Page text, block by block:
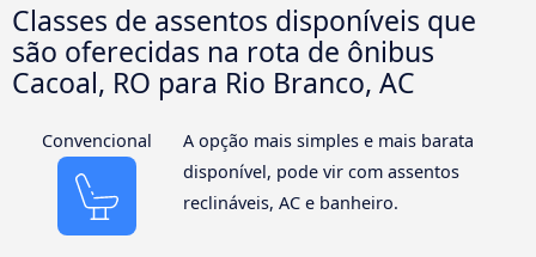
Classes de assentos disponíveis que
são oferecidas na rota de ônibus
Cacoal, RO para Rio Branco, AC
Convencional
A opção mais simples e mais barata
disponível, pode vir com assentos
reclináveis, AC e banheiro.